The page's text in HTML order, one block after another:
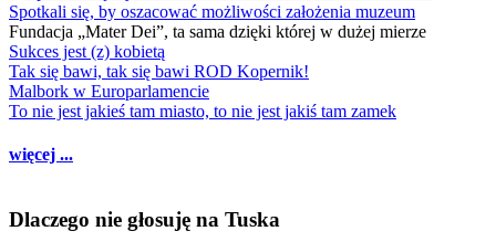
Spotkali się, by oszacować możliwości założenia muzeum
Fundacja „Mater Dei”, ta sama dzięki której w dużej mierze
Sukces jest (z) kobietą
Tak się bawi, tak się bawi ROD Kopernik!
Malbork w Europarlamencie
To nie jest jakieś tam miasto, to nie jest jakiś tam zamek
więcej ...
Dlaczego nie głosuję na Tuska